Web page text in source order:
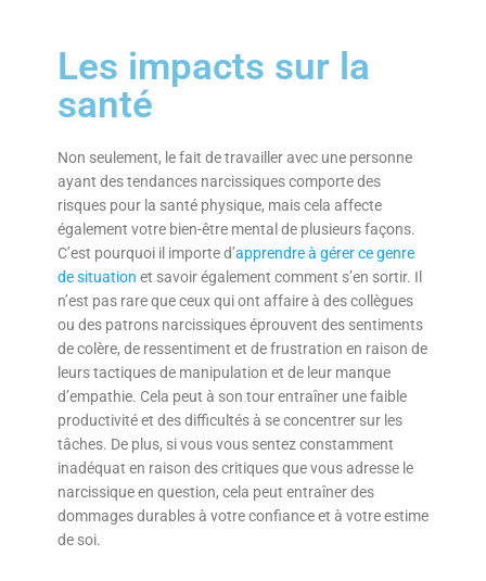
Les impacts sur la
santé
Non seulement, le fait de travailler avec une personne
ayant des tendances narcissiques comporte des
risques pour la santé physique, mais cela affecte
également votre bien-être mental de plusieurs façons.
C’est pourquoi il importe d’apprendre à gérer ce genre
de situation et savoir également comment s’en sortir. Il
n’est pas rare que ceux qui ont affaire à des collègues
ou des patrons narcissiques éprouvent des sentiments
de colère, de ressentiment et de frustration en raison de
leurs tactiques de manipulation et de leur manque
d’empathie. Cela peut à son tour entraîner une faible
productivité et des difficultés à se concentrer sur les
tâches. De plus, si vous vous sentez constamment
inadéquat en raison des critiques que vous adresse le
narcissique en question, cela peut entraîner des
dommages durables à votre confiance et à votre estime
de soi.